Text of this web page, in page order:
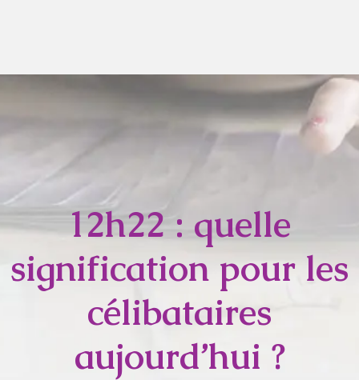
12h22 : quelle
signification pour les
célibataires
aujourd’hui ?